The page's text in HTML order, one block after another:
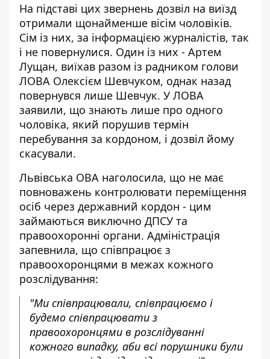
На підставі цих звернень дозвіл на виїзд
отримали щонайменше вісім чоловіків.
Сім із них, за інформацією журналістів, так
і не повернулися. Один із них - Артем
Лущан, виїхав разом із радником голови
ЛОВА Олексієм Шевчуком, однак назад
повернувся лише Шевчук. У ЛОВА
заявили, що знають лише про одного
чоловіка, який порушив термін
перебування за кордоном, і дозвіл йому
скасували.
Львівська ОВА наголосила, що не має
повноважень контролювати переміщення
осіб через державний кордон - цим
займаються виключно ДПСУ та
правоохоронні органи. Адміністрація
запевнила, що співпрацює з
правоохоронцями в межах кожного
розслідування:
"Ми співпрацювали, співпрацюємо і
будемо співпрацювати з
правоохоронцями в розслідуванні
кожного випадку, аби всі порушники були